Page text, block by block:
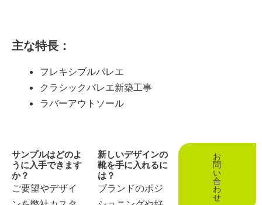
主な特長：
フレキシブルバレエ
クラシックバレエ新築工事
ラバーアウトソール
サンプルはどのよ
うに入手できます
か？
ご要望やデザイ
新しいデザインの
靴を手に入れるに
は？
ブランドのポジ
お
問
い
合
わ
せ